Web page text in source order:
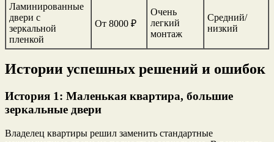
Ламинированные
двери с
зеркальной
пленкой
От 8000 ₽
Очень
легкий
монтаж
Средний/
низкий
Истории успешных решений и ошибок
История 1: Маленькая квартира, большие
зеркальные двери
Владелец квартиры решил заменить стандартные